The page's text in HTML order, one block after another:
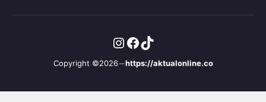
Copyright ©2026 https://aktualonline.co
Instagram
Facebook
TikTok